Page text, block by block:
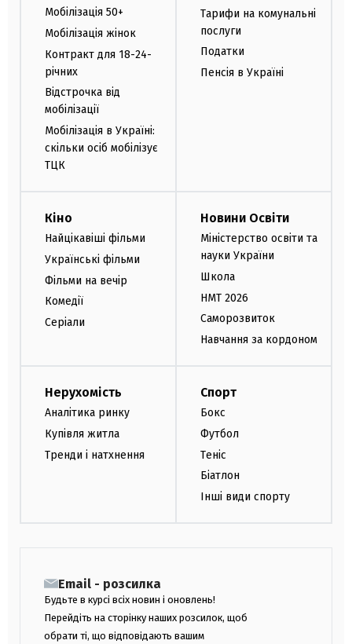
Мобілізація 50+
Мобілізація жінок
Контракт для 18-24-
річних
Відстрочка від
мобілізації
Мобілізація в Україні:
скільки осіб мобілізує
ТЦК
Тарифи на комунальні
послуги
Податки
Пенсія в Україні
Кіно
Найцікавіші фільми
Українські фільми
Фільми на вечір
Комедії
Серіали
Новини Освіти
Міністерство освіти та
науки України
Школа
НМТ 2026
Саморозвиток
Навчання за кордоном
Нерухомість
Аналітика ринку
Купівля житла
Тренди і натхнення
Спорт
Бокс
Футбол
Теніс
Біатлон
Інші види спорту
Email - розсилка
Будьте в курсі всіх новин і оновлень!
Перейдіть на сторінку наших розсилок, щоб
обрати ті, що відповідають вашим